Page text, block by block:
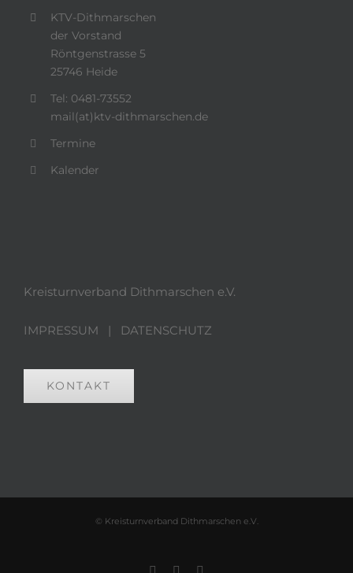
KTV-Dithmarschen
der Vorstand
Röntgenstrasse 5
25746 Heide
Tel: 0481-73552
mail(at)ktv-dithmarschen.de
Termine
Kalender
Kreisturnverband Dithmarschen e.V.
IMPRESSUM | DATENSCHUTZ
KONTAKT
© Kreisturnverband Dithmarschen e.V.